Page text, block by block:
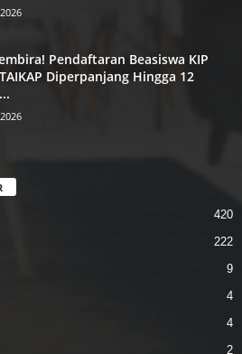
Pendaftaran Beasiswa KIP
Diperpanjang Hingga 12
420
222
9
4
4
2